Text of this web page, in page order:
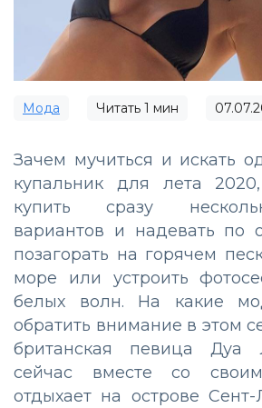
Мода Читать 1 мин
Зачем мучиться и искать
купальник для лета
купить сразу
вариантов и надевать по
позагорать на горячем
море или устроить
белых волн. На какие
обратить внимание в этом
британская певица Дуа
сейчас вместе со
отдыхает на острове